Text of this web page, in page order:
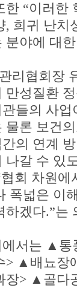
한 “이러한
, 희귀 난치
분야에 대
리협회장
만성질환
들의 사
물론 보건
의 연계
나갈 수 있
회 차원
폭넓은 이
하겠다.”는
서는 ▲통
> ▲배뇨장
장> ▲골다